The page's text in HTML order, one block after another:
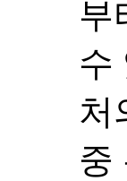
부
수
처
중